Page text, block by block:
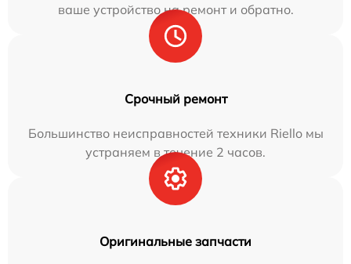
ваше устройство на ремонт и обратно.
Срочный ремонт
Большинство неисправностей техники Riello мы
устраняем в течение 2 часов.
Оригинальные запчасти